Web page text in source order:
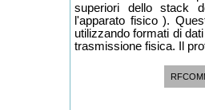
superiori dello stack
l'apparato fisico ).
utilizzando formati di
trasmissione fisica. Il